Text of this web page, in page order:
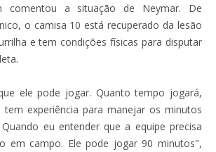
comentou a situação de Neymar. De
o camisa 10 está recuperado da lesão
e tem condições físicas para disputar
ele pode jogar. Quanto tempo jogará,
tem experiência para manejar os minutos
eu entender que a equipe precisa
em campo. Ele pode jogar 90 minutos",